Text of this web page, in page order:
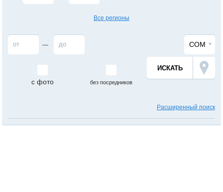
Все регионы
— СОМ
с фото без посредников
Расширенный поиск